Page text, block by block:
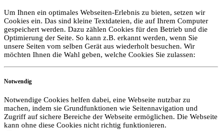
Um Ihnen ein optimales Webseiten-Erlebnis zu bieten, setzen wir
Cookies ein. Das sind kleine Textdateien, die auf Ihrem Computer
gespeichert werden. Dazu zählen Cookies für den Betrieb und die
Optimierung der Seite. So kann z.B. erkannt werden, wenn Sie
unsere Seiten vom selben Gerät aus wiederholt besuchen. Wir
möchten Ihnen die Wahl geben, welche Cookies Sie zulassen:
Notwendig
Notwendige Cookies helfen dabei, eine Webseite nutzbar zu
machen, indem sie Grundfunktionen wie Seitennavigation und
Zugriff auf sichere Bereiche der Webseite ermöglichen. Die Webseite
kann ohne diese Cookies nicht richtig funktionieren.